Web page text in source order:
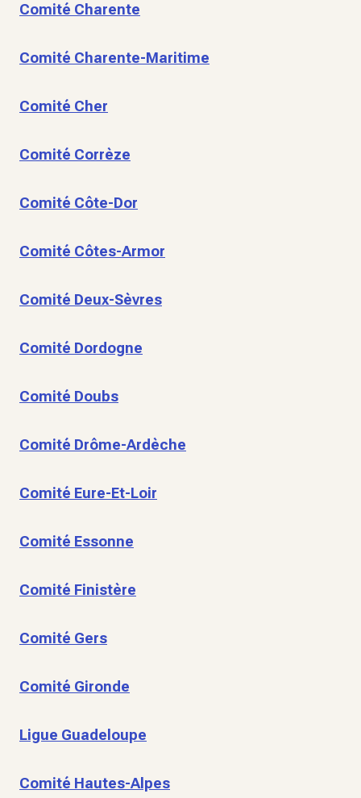
Comité Charente
Comité Charente-Maritime
Comité Cher
Comité Corrèze
Comité Côte-Dor
Comité Côtes-Armor
Comité Deux-Sèvres
Comité Dordogne
Comité Doubs
Comité Drôme-Ardèche
Comité Eure-Et-Loir
Comité Essonne
Comité Finistère
Comité Gers
Comité Gironde
Ligue Guadeloupe
Comité Hautes-Alpes